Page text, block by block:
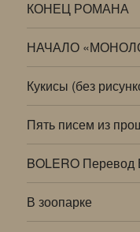
КОНЕЦ РОМАНА
НАЧАЛО
Кукисы (без
Пять писем из
BOLERO
В зоопарке